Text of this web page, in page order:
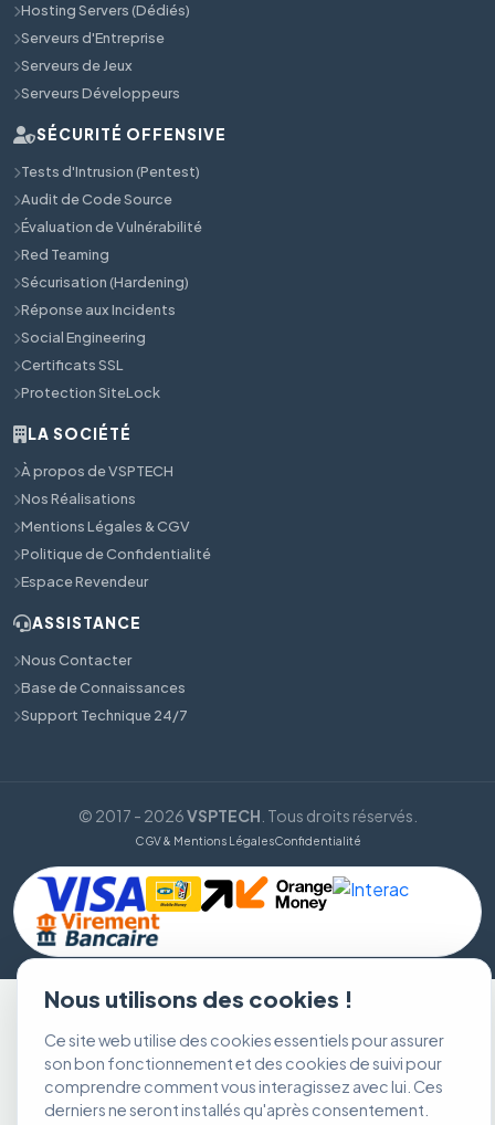
Hosting Servers (Dédiés)
Serveurs d'Entreprise
Serveurs de Jeux
Serveurs Développeurs
SÉCURITÉ OFFENSIVE
Tests d'Intrusion (Pentest)
Audit de Code Source
Évaluation de Vulnérabilité
Red Teaming
Sécurisation (Hardening)
Réponse aux Incidents
Social Engineering
Certificats SSL
Protection SiteLock
LA SOCIÉTÉ
À propos de VSPTECH
Nos Réalisations
Mentions Légales & CGV
Politique de Confidentialité
Espace Revendeur
ASSISTANCE
Nous Contacter
Base de Connaissances
Support Technique 24/7
© 2017 - 2026VSPTECH . Tous droits réservés.
CGV & Mentions LégalesConfidentialité
Nous utilisons des cookies !
Ce site web utilise des cookies essentiels pour assurer
son bon fonctionnement et des cookies de suivi pour
comprendre comment vous interagissez avec lui. Ces
derniers ne seront installés qu'après consentement.